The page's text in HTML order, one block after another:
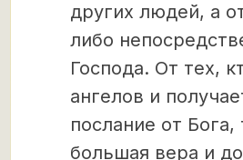
других людей, а
либо
Господа. От тех,
ангелов и
послание от Бога,
большая вера и